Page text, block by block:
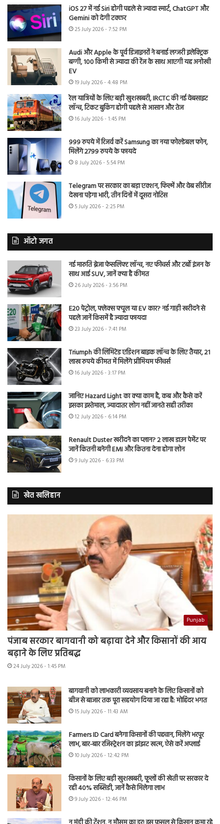
iOS 27 में नई Siri होगी पहले से ज्यादा स्मार्ट, ChatGPT और
Gemini को देगी टक्कर
25 July 2026 - 7:52 PM
Audi और Apple के पूर्व डिजाइनरों ने बनाई लग्जरी इलेक्ट्रिक
बग्गी, 100 किमी से ज्यादा की रेंज के साथ आएगी यह अनोखी
EV
19 July 2026 - 4:48 PM
रेल यात्रियों के लिए बड़ी खुशखबरी, IRCTC की नई वेबसाइट
लॉन्च, टिकट बुकिंग होगी पहले से आसान और तेज
16 July 2026 - 1:45 PM
999 रुपये में रिजर्व करें Samsung का नया फोल्डेबल फोन,
मिलेंगे 2799 रुपये के फायदे
8 July 2026 - 5:54 PM
Telegram पर सरकार का बड़ा एक्शन, फिल्में और वेब सीरीज
देखना पड़ेगा भारी, तीन दिनों में दूसरा नोटिस
5 July 2026 - 2:25 PM
ऑटो जगत
नई मारुति ब्रेजा फेसलिफ्ट लॉन्च, नए फीचर्स और टर्बो इंजन के
साथ आई SUV, जानें क्या है कीमत
26 July 2026 - 3:56 PM
E20 पेट्रोल, फ्लेक्स फ्यूल या EV कार? नई गाड़ी खरीदने से
पहले जानें किसमें है ज्यादा फायदा
23 July 2026 - 7:41 PM
Triumph की लिमिटेड एडिशन बाइक लॉन्च के लिए तैयार, 21
लाख रुपये कीमत में मिलेंगे प्रीमियम फीचर्स
16 July 2026 - 3:17 PM
जानिए Hazard Light का क्या काम है, कब और कैसे करें
इसका इस्तेमाल, ज्यादातर लोग नहीं जानते सही तरीका
12 July 2026 - 6:14 PM
Renault Duster खरीदने का प्लान? 2 लाख डाउन पेमेंट पर
जानें कितनी बनेगी EMI और कितना देना होगा लोन
9 July 2026 - 6:33 PM
खेत खलिहान
Punjab
पंजाब सरकार बागवानी को बढ़ावा देने और किसानों की आय
बढ़ाने के लिए प्रतिबद्ध
24 July 2026 - 1:45 PM
बागवानी को लाभकारी व्यवसाय बनाने के लिए किसानों को
बीज से बाजार तक पूरा सहयोग दिया जा रहा है: मोहिंदर भगत
15 July 2026 - 11:43 AM
Farmers ID Card बनेगा किसानों की पहचान, मिलेंगे भरपूर
लाभ, बार-बार रजिस्ट्रेशन का झंझट खत्म, ऐसे करें अप्लाई
10 July 2026 - 12:42 PM
किसानों के लिए बड़ी खुशखबरी, फूलों की खेती पर सरकार दे
रही 40% सब्सिडी, जानें कैसे मिलेगा लाभ
9 July 2026 - 12:46 PM